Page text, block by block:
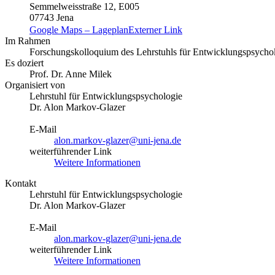
Semmelweisstraße 12, E005
07743 Jena
Google Maps – LageplanExterner Link
Im Rahmen
Forschungskolloquium des Lehrstuhls für
Es doziert
Prof. Dr. Anne Milek
Organisiert von
Lehrstuhl für Entwicklungspsychologie
Dr. Alon Markov-Glazer
E-Mail
alon.markov-glazer@uni-jena.de
weiterführender Link
Weitere Informationen
Kontakt
Lehrstuhl für Entwicklungspsychologie
Dr. Alon Markov-Glazer
E-Mail
alon.markov-glazer@uni-jena.de
weiterführender Link
Weitere Informationen